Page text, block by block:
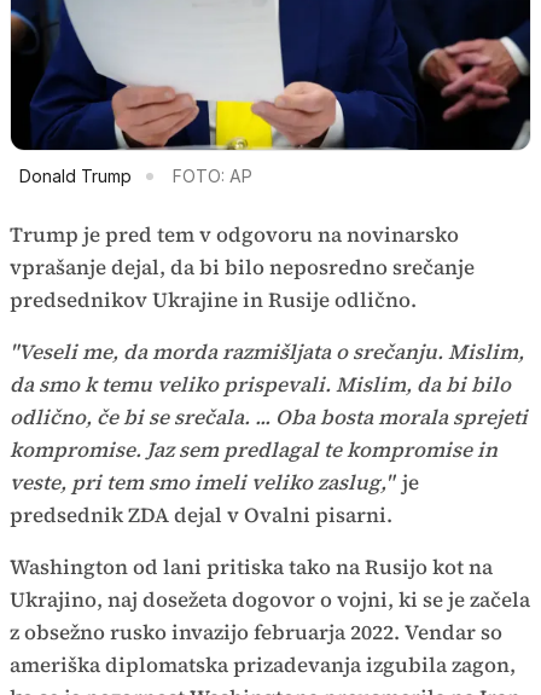
Donald Trump FOTO: AP
Trump je pred tem v odgovoru na novinarsko
vprašanje dejal, da bi bilo neposredno srečanje
predsednikov Ukrajine in Rusije odlično.
"Veseli me, da morda razmišljata o srečanju. Mislim,
da smo k temu veliko prispevali. Mislim, da bi bilo
odlično, če bi se srečala. ... Oba bosta morala sprejeti
kompromise. Jaz sem predlagal te kompromise in
veste, pri tem smo imeli veliko zaslug," je
predsednik ZDA dejal v Ovalni pisarni.
Washington od lani pritiska tako na Rusijo kot na
Ukrajino, naj dosežeta dogovor o vojni, ki se je začela
z obsežno rusko invazijo februarja 2022. Vendar so
ameriška diplomatska prizadevanja izgubila zagon,